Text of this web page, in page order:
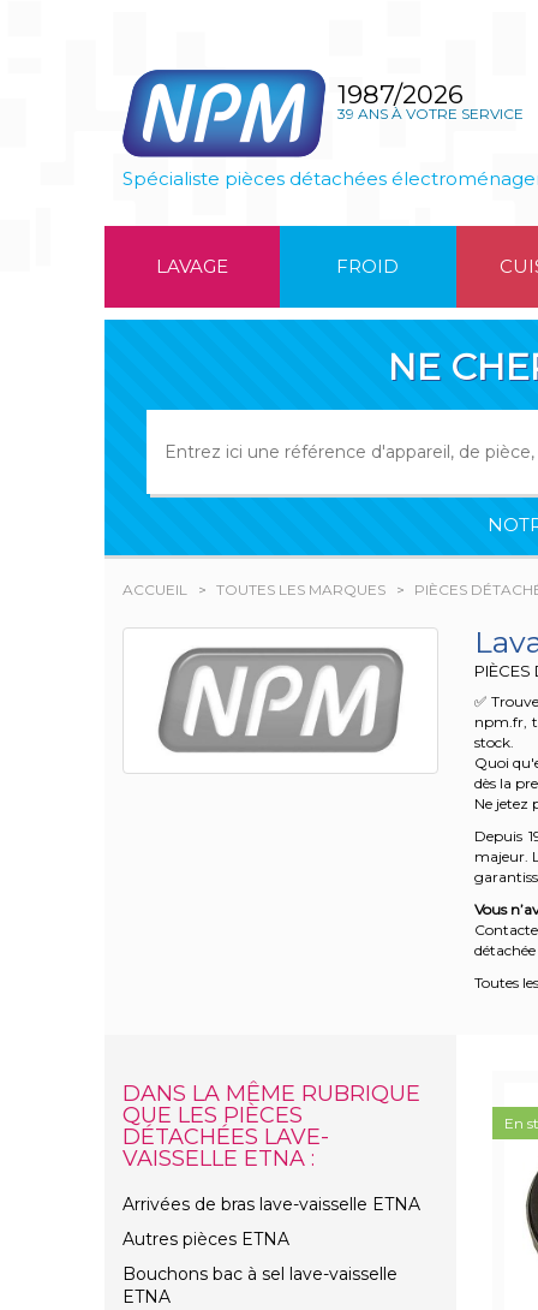
1987/2026
39 ANS À VOTRE SERVICE
Spécialiste pièces détachées
LAVAGE FROID
NE
ACCUEIL TOUTES LES MARQUES PIÈCES
PIÈCES
✅
npm.fr,
stock.
Quoi
dès la
Ne jetez
Depuis
majeur.
Vous
Toutes
DANS LA MÊME RUBRIQUE
QUE LES PIÈCES
DÉTACHÉES LAVE-
VAISSELLE ETNA :
Arrivées de bras lave-vaisselle ETNA
Autres pièces ETNA
Bouchons bac à sel lave-vaisselle
ETNA
En